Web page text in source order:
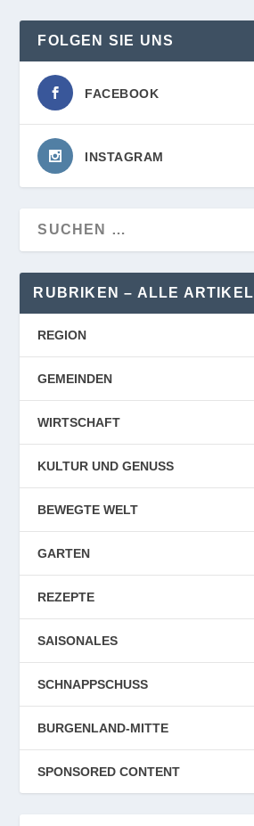
FOLGEN SIE UNS
FACEBOOK
INSTAGRAM
RUBRIKEN – ALLE ARTIKEL
REGION
GEMEINDEN
WIRTSCHAFT
KULTUR UND GENUSS
BEWEGTE WELT
GARTEN
REZEPTE
SAISONALES
SCHNAPPSCHUSS
BURGENLAND-MITTE
SPONSORED CONTENT